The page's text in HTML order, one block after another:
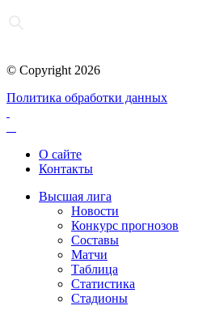
© Copyright 2026
Политика обработки данных
О сайте
Контакты
Высшая лига
Новости
Конкурс прогнозов
Составы
Матчи
Таблица
Статистика
Стадионы